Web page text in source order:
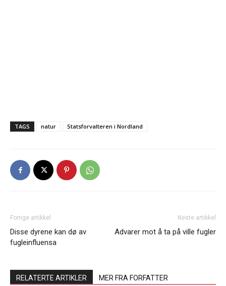
TAGS natur Statsforvalteren i Nordland
Forrige artikkel
Disse dyrene kan dø av
fugleinfluensa
Neste artikkel
Advarer mot å ta på ville fugler
RELATERTE ARTIKLER MER FRA FORFATTER